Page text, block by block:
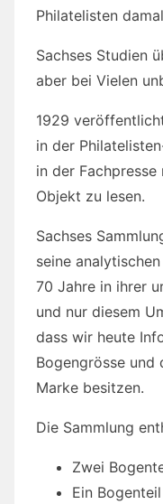
Philatelisten
Sachses Studien
aber bei Vielen
1929
in der
in der
Objekt zu lesen.
Sachses
seine
70 Jahre in ihrer
und nur diesem
dass wir heute
Bogengrösse und
Marke besitzen.
Die Sammlung
Zwei
Ein